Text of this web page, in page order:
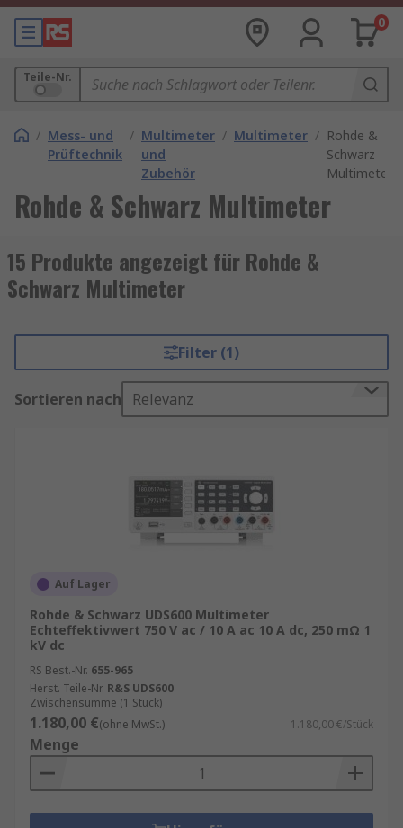
0
Teile-Nr.
/ Mess- und
Prüftechnik
/ Multimeter
und
Zubehör
/ Multimeter / Rohde &
Schwarz
Multimeter
Rohde & Schwarz Multimeter
15 Produkte angezeigt für Rohde &
Schwarz Multimeter
Filter (1)
Sortieren nach Relevanz
Auf Lager
Rohde & Schwarz UDS600 Multimeter
Echteffektivwert 750 V ac / 10 A ac 10 A dc, 250 mΩ 1
kV dc
RS Best.-Nr. 655-965
Herst. Teile-Nr. R&S UDS600
Zwischensumme (1 Stück)
1.180,00 €(ohne MwSt.) 1.180,00 €/Stück
Menge